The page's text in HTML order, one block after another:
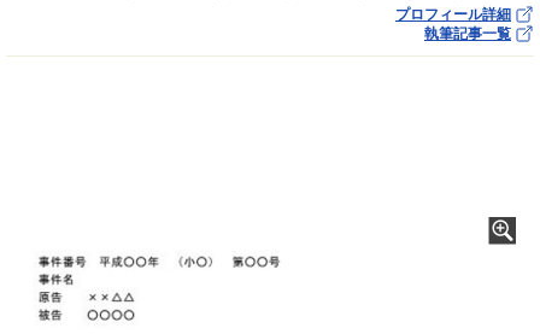
プロフィール詳細
執筆記事一覧